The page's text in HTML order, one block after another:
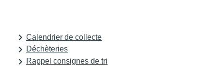
keyboard_arrow_right Calendrier de collecte
keyboard_arrow_right Déchèteries
keyboard_arrow_right Rappel consignes de tri